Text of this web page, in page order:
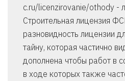
c.ru/licenzirovanie/othody -
Строительная лицензия
разновидность лицензии
тайну, которая частично
дополнена чтобы работ в
в ходе которых также